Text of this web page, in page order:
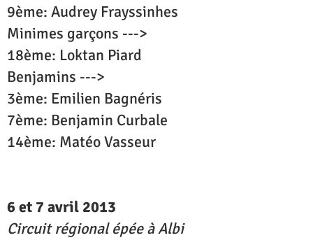
9ème: Audrey Frayssinhes
Minimes garçons --->
18ème: Loktan Piard
Benjamins --->
3ème: Emilien Bagnéris
7ème: Benjamin Curbale
14ème: Matéo Vasseur
6 et 7 avril 2013
Circuit régional épée à Albi